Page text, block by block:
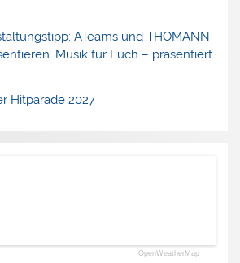
ATeams und THOMANN
Musik für Euch – präsentiert
Hitparade 2027
OpenWeatherMap